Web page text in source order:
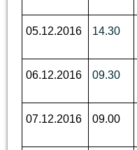
05.12.2016 14.30
06.12.2016 09.30
07.12.2016 09.00